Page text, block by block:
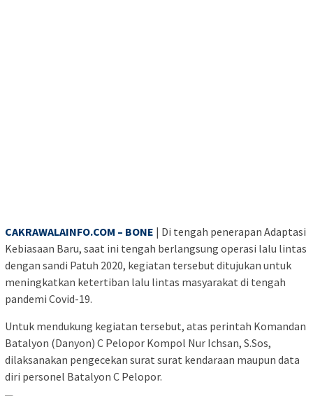
CAKRAWALAINFO.COM – BONE | Di tengah penerapan Adaptasi
Kebiasaan Baru, saat ini tengah berlangsung operasi lalu lintas
dengan sandi Patuh 2020, kegiatan tersebut ditujukan untuk
meningkatkan ketertiban lalu lintas masyarakat di tengah
pandemi Covid-19.
Untuk mendukung kegiatan tersebut, atas perintah Komandan
Batalyon (Danyon) C Pelopor Kompol Nur Ichsan, S.Sos,
dilaksanakan pengecekan surat surat kendaraan maupun data
diri personel Batalyon C Pelopor.